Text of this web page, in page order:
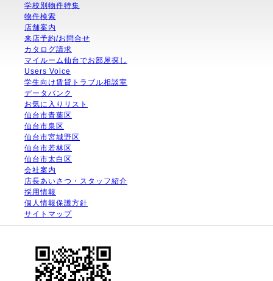
学校別物件特集
物件検索
店舗案内
来店予約/お問合せ
カタログ請求
マイルーム仙台でお部屋探し
Users Voice
学生向け賃貸トラブル相談室
データバンク
お気に入りリスト
仙台市青葉区
仙台市泉区
仙台市宮城野区
仙台市若林区
仙台市太白区
会社案内
店長あいさつ・スタッフ紹介
採用情報
個人情報保護方針
サイトマップ